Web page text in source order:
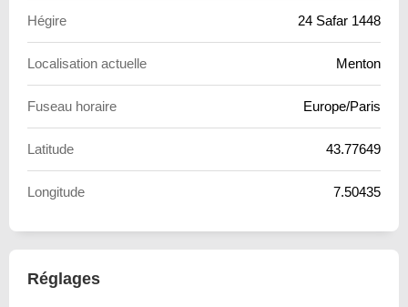
Hégire 24 Safar 1448
Localisation actuelle Menton
Fuseau horaire Europe/Paris
Latitude 43.77649
Longitude 7.50435
Réglages